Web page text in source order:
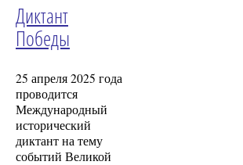
Диктант
Победы
25 апреля 2025 года
проводится
Международный
исторический
диктант на тему
событий Великой